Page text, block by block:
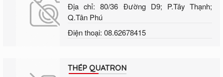
Địa chỉ: 80/36 Đường D9; P.Tây Thạnh;
Q.Tân Phú
Điện thoại: 08.62678415
THÉP QUATRON